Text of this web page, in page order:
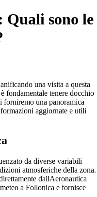
Quali sono le
una visita a questa
fondamentale tenere docchio
una panoramica
aggiornate e utili
da diverse variabili
atmosferiche della zona.
dallAeronautica
a Follonica e fornisce